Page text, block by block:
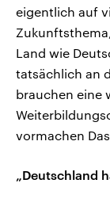
eigentlich auf
Land wie
tatsächlich an
brauchen eine
vormachen
„Deutschland